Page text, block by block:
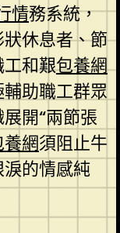
情務系統，
休息者、節
和艱包養網
助職工群眾
開“兩節張
網須阻止牛
的情感純